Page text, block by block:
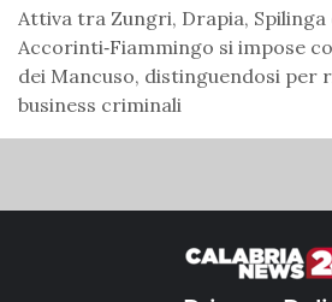
Attiva tra Zungri, Drapia, Spilinga
Accorinti‑Fiammingo si impose
dei Mancuso, distinguendosi per
business criminali